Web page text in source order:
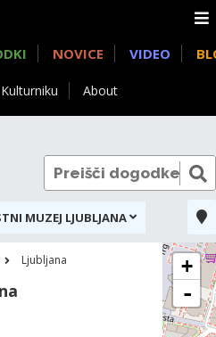
About
NOVICE VIDEO
MUZEJ LJUBLJANA
Ljubljana +
-